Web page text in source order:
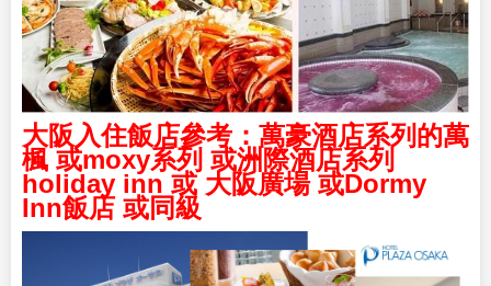
大阪入住飯店參考：萬豪酒店系列的萬
楓 或moxy系列 或洲際酒店系列
holiday inn 或 大阪廣場 或Dormy
Inn飯店 或同級